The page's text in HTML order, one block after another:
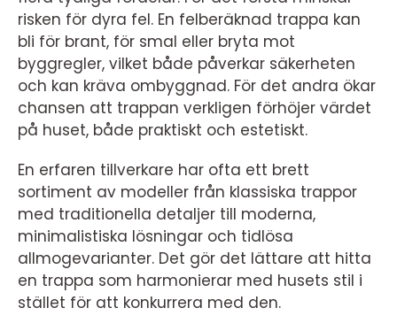
risken för dyra fel. En felberäknad trappa kan
bli för brant, för smal eller bryta mot
byggregler, vilket både påverkar säkerheten
och kan kräva ombyggnad. För det andra ökar
chansen att trappan verkligen förhöjer värdet
på huset, både praktiskt och estetiskt.
En erfaren tillverkare har ofta ett brett
sortiment av modeller från klassiska trappor
med traditionella detaljer till moderna,
minimalistiska lösningar och tidlösa
allmogevarianter. Det gör det lättare att hitta
en trappa som harmonierar med husets stil i
stället för att konkurrera med den.